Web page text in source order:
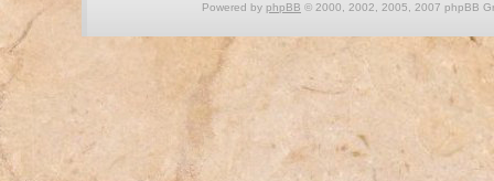
Powered by phpBB © 2000, 2002, 2005, 2007 phpBB